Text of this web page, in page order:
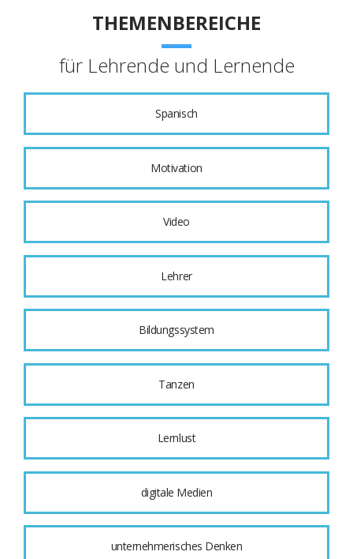
THEMENBEREICHE
für Lehrende und Lernende
Spanisch
Motivation
Video
Lehrer
Bildungssystem
Tanzen
Lernlust
digitale Medien
unternehmerisches Denken